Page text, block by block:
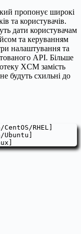
пропонує широкі
та користувачів.
дати користувачам
та керуванням
налаштування та
API. Більше
XCM замість
будуть схильні до
RHEL]